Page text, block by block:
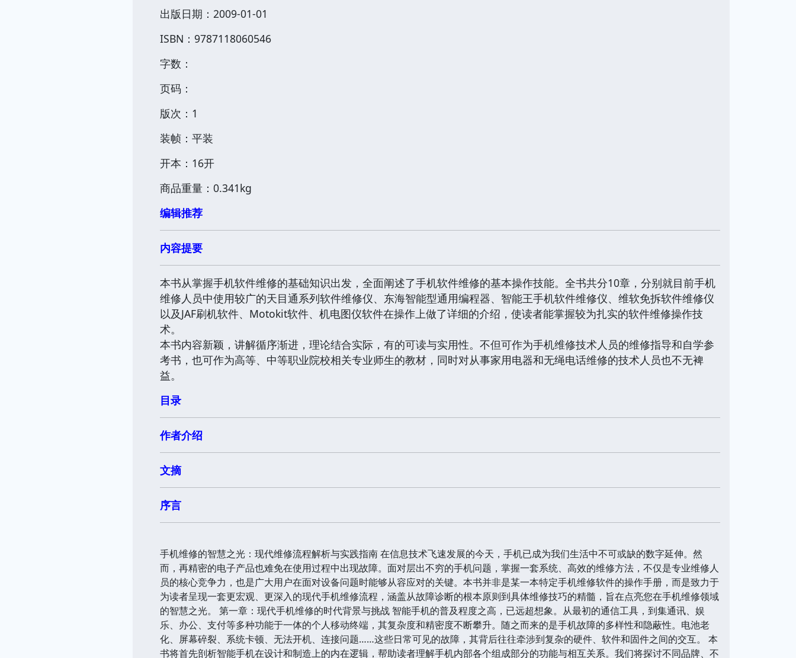
出版日期：2009-01-01
ISBN：9787118060546
字数：
页码：
版次：1
装帧：平装
开本：16开
商品重量：0.341kg
编辑推荐
内容提要
本书从掌握手机软件维修的基础知识出发，全面阐述了手机软件维修的基本操作技能。全书共分10章，分别就目前手机
维修人员中使用较广的天目通系列软件维修仪、东海智能型通用编程器、智能王手机软件维修仪、维软免拆软件维修仪
以及JAF刷机软件、Motokit软件、机电图仪软件在操作上做了详细的介绍，使读者能掌握较为扎实的软件维修操作技
术。
本书内容新颖，讲解循序渐进，理论结合实际，有的可读与实用性。不但可作为手机维修技术人员的维修指导和自学参
考书，也可作为高等、中等职业院校相关专业师生的教材，同时对从事家用电器和无绳电话维修的技术人员也不无裨
益。
目录
作者介绍
文摘
序言
手机维修的智慧之光：现代维修流程解析与实践指南 在信息技术飞速发展的今天，手机已成为我们生活中不可或缺的数字延伸。然
而，再精密的电子产品也难免在使用过程中出现故障。面对层出不穷的手机问题，掌握一套系统、高效的维修方法，不仅是专业维修人
员的核心竞争力，也是广大用户在面对设备问题时能够从容应对的关键。本书并非是某一本特定手机维修软件的操作手册，而是致力于
为读者呈现一套更宏观、更深入的现代手机维修流程，涵盖从故障诊断的根本原则到具体维修技巧的精髓，旨在点亮您在手机维修领域
的智慧之光。 第一章：现代手机维修的时代背景与挑战 智能手机的普及程度之高，已远超想象。从最初的通信工具，到集通讯、娱
乐、办公、支付等多种功能于一体的个人移动终端，其复杂度和精密度不断攀升。随之而来的是手机故障的多样性和隐蔽性。电池老
化、屏幕碎裂、系统卡顿、无法开机、连接问题……这些日常可见的故障，其背后往往牵涉到复杂的硬件、软件和固件之间的交互。 本
书将首先剖析智能手机在设计和制造上的内在逻辑，帮助读者理解手机内部各个组成部分的功能与相互关系。我们将探讨不同品牌、不